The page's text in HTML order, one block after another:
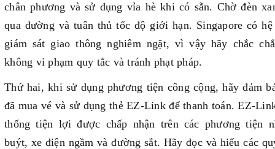
chân phương và sử dụng vỉa hè khi có sẵn. Chờ đèn
qua đường và tuân thủ tốc độ giới hạn. Singapore có hệ
giám sát giao thông nghiêm ngặt, vì vậy hãy chắc
không vi phạm quy tắc và tránh phạt pháp.
Thứ hai, khi sử dụng phương tiện công cộng, hãy đảm
đã mua vé và sử dụng thẻ EZ-Link để thanh toán. EZ-
thống tiện lợi được chấp nhận trên các phương tiện
buýt, xe điện ngầm và đường sắt. Hãy đọc và hiểu các